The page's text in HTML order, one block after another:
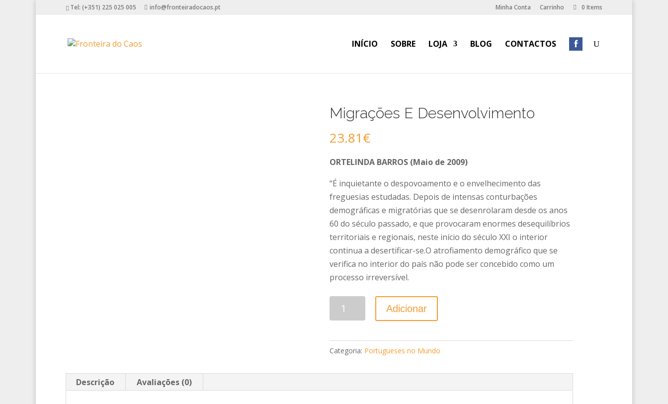
Tel: (+351) 225 025 005 info@fronteiradocaos.pt Minha Conta Carrinho 0 Items
INÍCIO SOBRE LOJA BLOG CONTACTOS
Migrações E Desenvolvimento
23.81€
ORTELINDA BARROS (Maio de 2009)
“É inquietante o despovoamento e o envelhecimento das
freguesias estudadas. Depois de intensas conturbações
demográficas e migratórias que se desenrolaram desde os anos
60 do século passado, e que provocaram enormes desequilíbrios
territoriais e regionais, neste início do século XXI o interior
continua a desertificar-se.O atrofiamento demográfico que se
verifica no interior do país não pode ser concebido como um
processo irreversível.
Quantidade
Adicionar
Categoria: Portugueses no Mundo
Descrição Avaliações (0)